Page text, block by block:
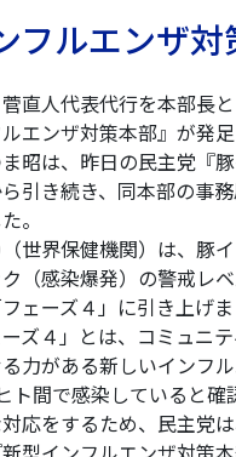
ルエンザ対
直人代表代行を本部長
エンザ対策本部』が発足
昭は、昨日の民主党『
引き続き、同本部の事
。
世界保健機関）は、豚
（感染爆発）の警戒レ
ェーズ４」に引き上げま
ーズ４」とは、コミュニ
力がある新しいインフル
ト間で感染していると確
応をするため、民主党